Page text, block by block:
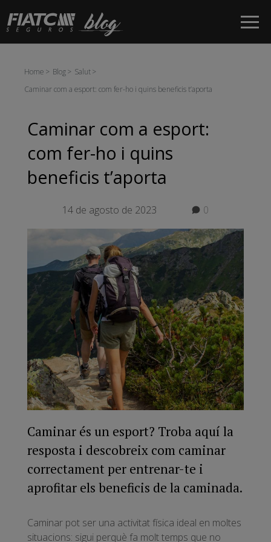
Salta al contingut principal
Home Blog
Salut
Caminar com a esport: com fer-ho i quins beneficis t’aporta
Caminar com a esport:
com fer-ho i quins
beneficis t’aporta
14 de agosto de 2023 0
Caminar és un esport? Troba aquí la
resposta i descobreix com caminar
correctament per entrenar-te i
aprofitar els beneficis de la caminada.
Caminar pot ser una activitat física ideal en moltes
situacions: sigui perquè fa molt temps que no